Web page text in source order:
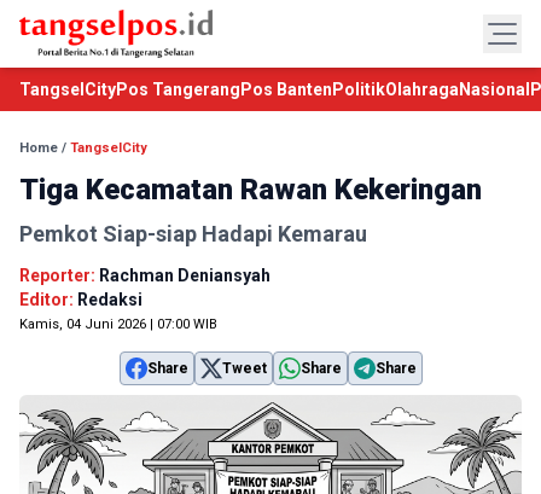
TangselCityPos Tangerang Pos Banten PolitikOlahraga Nasional
Home / TangselCity
Tiga Kecamatan Rawan Kekeringan
Pemkot Siap-siap Hadapi Kemarau
Reporter: Rachman Deniansyah
Editor: Redaksi
Kamis, 04 Juni 2026 | 07:00 WIB
Share Tweet Share Share